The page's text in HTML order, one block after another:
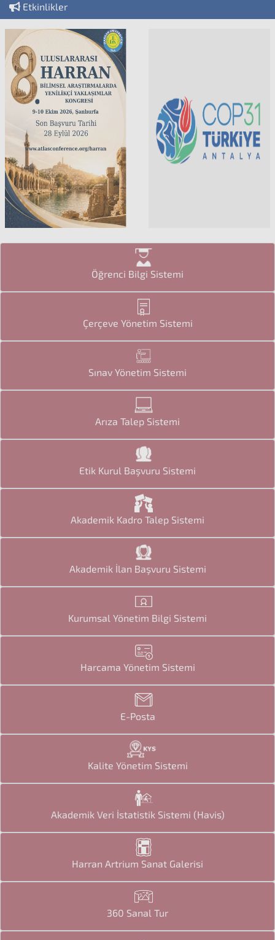
Etkinlikler
Öğrenci Bilgi Sistemi
Çerçeve Yönetim Sistemi
Sınav Yönetim Sistemi
Arıza Talep Sistemi
Etik Kurul Başvuru Sistemi
Akademik Kadro Talep Sistemi
Akademik İlan Başvuru Sistemi
Kurumsal Yönetim Bilgi Sistemi
Harcama Yönetim Sistemi
E-Posta
Kalite Yönetim Sistemi
Akademik Veri İstatistik Sistemi (Havis)
Harran Artrium Sanat Galerisi
360 Sanal Tur